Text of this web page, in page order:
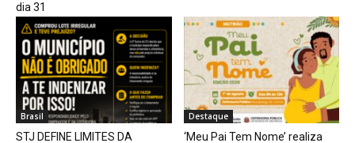
dia 31
Brasil
STJ DEFINE LIMITES DA
Destaque
‘Meu Pai Tem Nome’ realiza